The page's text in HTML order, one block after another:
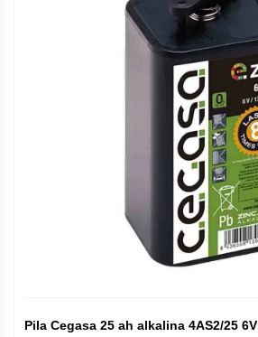
Pila Cegasa 25 ah alkalina 4AS2/25 6V